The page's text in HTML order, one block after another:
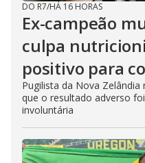
DO R7/HÁ 16 HORAS
Ex-campeão
culpa
positivo para
Pugilista da Nova
que o resultado adverso
involuntária